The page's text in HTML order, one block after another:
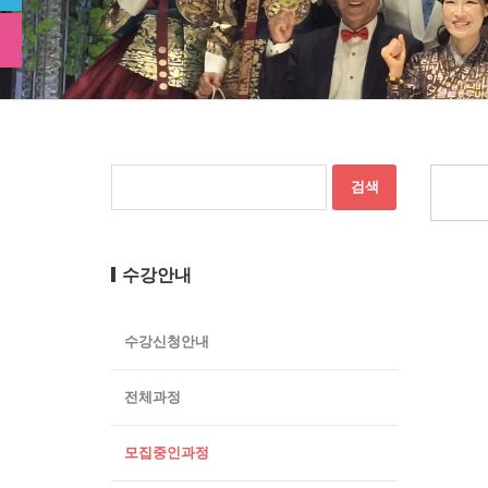
수강안내
수강신청안내
전체과정
모집중인과정